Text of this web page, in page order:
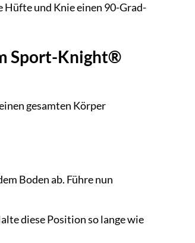
Hüfte und Knie einen 90-Grad-
Sport-Knight®
gesamten Körper
Boden ab. Führe nun
diese Position so lange wie